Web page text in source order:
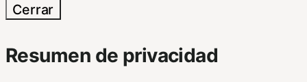
Cerrar
Resumen de privacidad